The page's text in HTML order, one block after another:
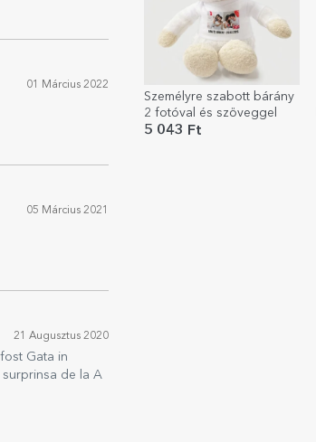
Személyre szabott bárány
2 fotóval és szöveggel
5 043 Ft
01 Március 2022
05 Március 2021
21 Augusztus 2020
Gata in
surprinsa de la A